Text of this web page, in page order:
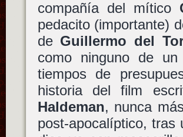
compañía del mítico
pedacito (importante)
de Guillermo del
como ninguno de
tiempos de
historia del film
Haldeman, nunca
post-apocalíptico, tras